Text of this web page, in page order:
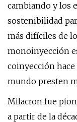
cambiando y los
sostenibilidad
más difíciles de
monoinyección
coinyección
mundo presten
Milacron fue
a partir de la